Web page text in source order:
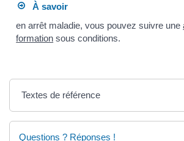
À savoir
en arrêt maladie, vous pouvez suivre une
formation sous conditions.
Textes de référence
Questions ? Réponses !